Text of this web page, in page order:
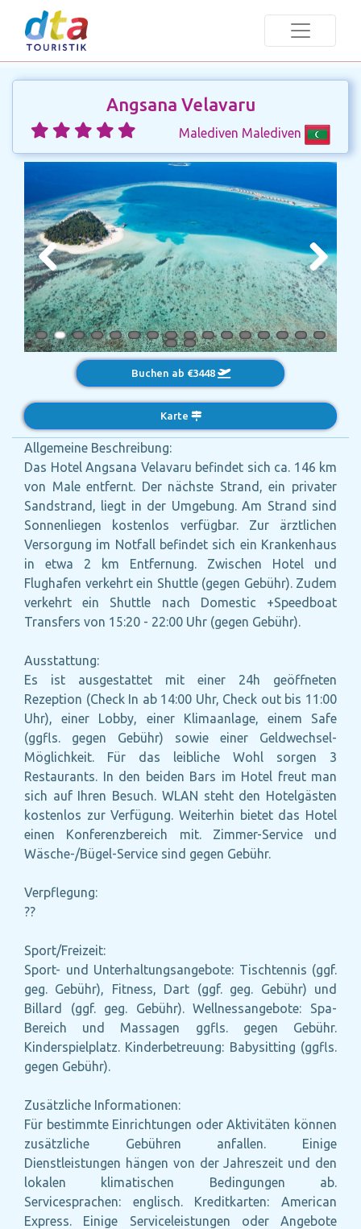
Angsana Velavaru
Malediven Malediven
Previous Next
Buchen ab €3448
Karte
Allgemeine Beschreibung:
Das Hotel Angsana Velavaru befindet sich ca. 146 km
von Male entfernt. Der nächste Strand, ein privater
Sandstrand, liegt in der Umgebung. Am Strand sind
Sonnenliegen kostenlos verfügbar. Zur ärztlichen
Versorgung im Notfall befindet sich ein Krankenhaus
in etwa 2 km Entfernung. Zwischen Hotel und
Flughafen verkehrt ein Shuttle (gegen Gebühr). Zudem
verkehrt ein Shuttle nach Domestic +Speedboat
Transfers von 15:20 - 22:00 Uhr (gegen Gebühr).
Ausstattung:
Es ist ausgestattet mit einer 24h geöffneten
Rezeption (Check In ab 14:00 Uhr, Check out bis 11:00
Uhr), einer Lobby, einer Klimaanlage, einem Safe
(ggfls. gegen Gebühr) sowie einer Geldwechsel-
Möglichkeit. Für das leibliche Wohl sorgen 3
Restaurants. In den beiden Bars im Hotel freut man
sich auf Ihren Besuch. WLAN steht den Hotelgästen
kostenlos zur Verfügung. Weiterhin bietet das Hotel
einen Konferenzbereich mit. Zimmer-Service und
Wäsche-/Bügel-Service sind gegen Gebühr.
Verpflegung:
??
Sport/Freizeit:
Sport- und Unterhaltungsangebote: Tischtennis (ggf.
geg. Gebühr), Fitness, Dart (ggf. geg. Gebühr) und
Billard (ggf. geg. Gebühr). Wellnessangebote: Spa-
Bereich und Massagen ggfls. gegen Gebühr.
Kinderspielplatz. Kinderbetreuung: Babysitting (ggfls.
gegen Gebühr).
Zusätzliche Informationen:
Für bestimmte Einrichtungen oder Aktivitäten können
zusätzliche Gebühren anfallen. Einige
Dienstleistungen hängen von der Jahreszeit und den
lokalen klimatischen Bedingungen ab.
Servicesprachen: englisch. Kreditkarten: American
Express. Einige Serviceleistungen oder Angebote